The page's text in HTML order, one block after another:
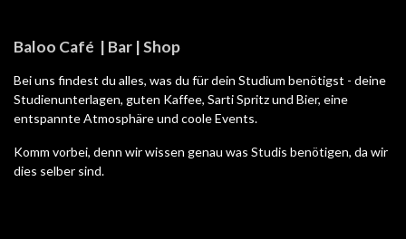
Baloo Café | Bar | Shop
Bei uns findest du alles, was du für dein Studium benötigst - deine
Studienunterlagen, guten Kaffee, Sarti Spritz und Bier, eine
entspannte Atmosphäre und coole Events.
Komm vorbei, denn wir wissen genau was Studis benötigen, da wir
dies selber sind.